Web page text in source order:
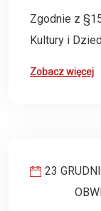
Zgodnie z
Kultury i
Zobacz więcej
23